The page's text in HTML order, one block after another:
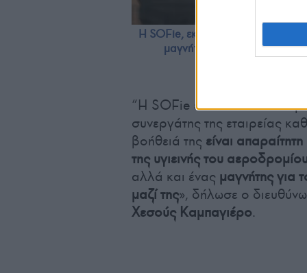
H SOFie, εκτός από το γεγονός
μαγνήτη για τους επιβάτες
“Η SOFie είναι εδώ και
συνεργάτης της εταιρείας
βοήθειά της είναι
της υγιεινής του
αλλά και ένας μαγνήτης για
μαζί της», δήλωσε ο
Χεσούς Καμπαγιέρο.